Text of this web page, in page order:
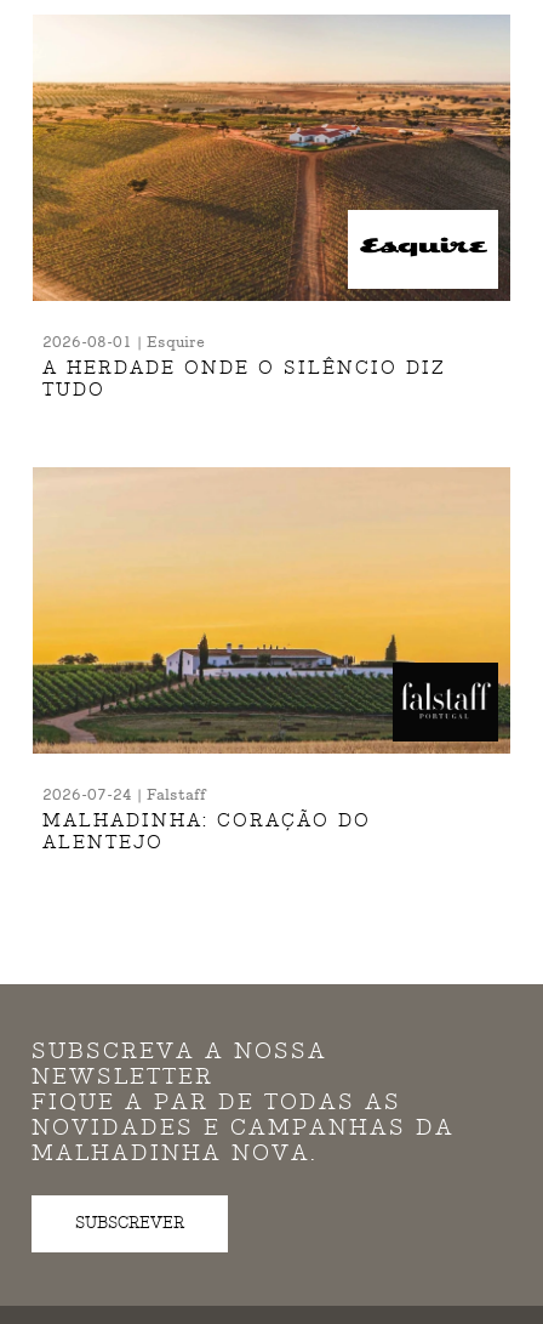
2026-08-01 | Esquire
A HERDADE ONDE O SILÊNCIO DIZ
TUDO
2026-07-24 | Falstaff
MALHADINHA: CORAÇÃO DO
ALENTEJO
SUBSCREVA A NOSSA
NEWSLETTER
FIQUE A PAR DE TODAS AS
NOVIDADES E CAMPANHAS DA
MALHADINHA NOVA.
SUBSCREVER